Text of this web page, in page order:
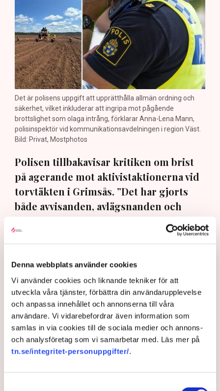
Denna webbplats använder cookies
Vi använder cookies och liknande tekniker för att
utveckla våra tjänster, förbättra din användarupplevelse
och anpassa innehållet och annonserna till våra
användare. Vi vidarebefordrar även information som
samlas in via cookies till de sociala medier och annons-
och analysföretag som vi samarbetar med. Läs mer på
tn.se/integritet-personuppgifter/.
Det är polisens uppgift att upprätthålla allmän ordning och
säkerhet, vilket inkluderar att ingripa mot pågående
brottslighet som olaga intrång, förklarar Anna-Lena Mann,
polisinspektör vid kommunikationsavdelningen i region Väst.
Bild: Privat, Mostphotos
Polisen tillbakavisar kritiken om brist
på agerande mot aktivistaktionerna vid
torvtäkten i Grimsås. ”Det har gjorts
både avvisanden, avlägsnanden och
gripanden”, säger Anna-Lena Mann,
polisinspektör i region Väst, till TN.
juli stoppats av aktivistgruppen Återställ Våtmarker
efter att aktivister har klättrat upp påtorvproducenten
Neovas maskiner, grävt igen diken och spridit
ogräsfrön över täkten.
Aktivisterna klättrar upp på
maskiner – polisen kan inte
avvisa dem: ”Upptrappning
på helt ny nivå”